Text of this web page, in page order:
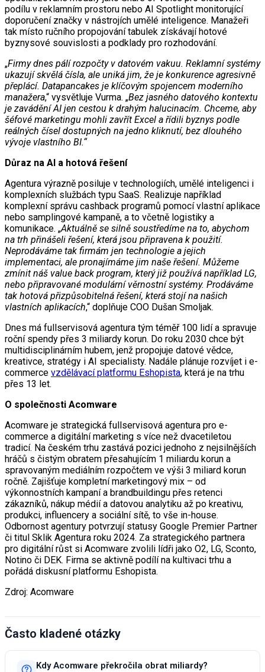
podílu v reklamním prostoru nebo AI Spotlight monitorující
doporučení značky v nástrojích umělé inteligence. Manažeři
tak místo ručního propojování tabulek získávají hotové
byznysové souvislosti a podklady pro rozhodování.
„Firmy dnes pálí rozpočty v datovém vakuu. Reklamní systémy
ukazují skvělá čísla, ale uniká jim, že je konkurence agresivně
přeplácí. Datapancakes je klíčovým spojencem moderního
manažera,“ vysvětluje Vurma. „Bez jasného datového kontextu
je zavádění AI jen cestou k drahým halucinacím. Chceme, aby
šéfové marketingu mohli zavřít Excel a řídili byznys podle
reálných čísel dostupných na jedno kliknutí, bez dlouhého
vývoje vlastního BI.“
Důraz na AI a hotová řešení
Agentura výrazně posiluje v technologiích, umělé inteligenci i
komplexních službách typu SaaS. Realizuje například
komplexní správu cashback programů pomocí vlastní aplikace
nebo samplingové kampaně, a to včetně logistiky a
komunikace. „Aktuálně se silně soustředíme na to, abychom
na trh přinášeli řešení, která jsou připravena k použití.
Neprodáváme tak firmám jen technologie a jejich
implementaci, ale pronajímáme jim naše řešení. Můžeme
zmínit náš value back program, který již používá například LG,
nebo připravované modulární věrnostní systémy. Prodáváme
tak hotová přizpůsobitelná řešení, která stojí na našich
vlastních aplikacích,“ doplňuje COO Dušan Smoljak.
Dnes má fullservisová agentura tým téměř 100 lidí a spravuje
roční spendy přes 3 miliardy korun. Do roku 2030 chce být
multidisciplinárním hubem, jenž propojuje datové vědce,
kreativce, stratégy i AI specialisty. Nadále plánuje rozvíjet i e-
commerce vzdělávací platformu Eshopista, která je na trhu
přes 13 let.
O společnosti Acomware
Acomware je strategická fullservisová agentura pro e-
commerce a digitální marketing s více než dvacetiletou
tradicí. Na českém trhu zastává pozici jednoho z nejsilnějších
hráčů s čistým obratem přesahujícím 1 miliardu korun a
spravovaným mediálním rozpočtem ve výši 3 miliard korun
ročně. Zajišťuje kompletní marketingový mix – od
výkonnostních kampaní a brandbuildingu přes retenci
zákazníků, nákup médií a datovou analytiku až po kreativu,
produkci, influencery a sociální sítě, to vše in-house.
Odbornost agentury potvrzují statusy Google Premier Partner
či titul Sklik Agentura roku 2024. Za strategického partnera
pro digitální růst si Acomware zvolili lídři jako O2, LG, Sconto,
Notino či DEK. Firma se aktivně podílí na kultivaci trhu a
pořádá diskusní platformu Eshopista.
Zdroj: Acomware
Často kladené otázky
Kdy Acomware překročila obrat miliardy?